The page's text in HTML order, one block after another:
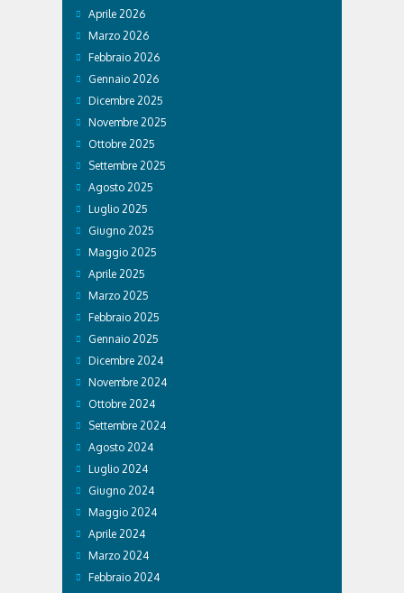
Aprile 2026
Marzo 2026
Febbraio 2026
Gennaio 2026
Dicembre 2025
Novembre 2025
Ottobre 2025
Settembre 2025
Agosto 2025
Luglio 2025
Giugno 2025
Maggio 2025
Aprile 2025
Marzo 2025
Febbraio 2025
Gennaio 2025
Dicembre 2024
Novembre 2024
Ottobre 2024
Settembre 2024
Agosto 2024
Luglio 2024
Giugno 2024
Maggio 2024
Aprile 2024
Marzo 2024
Febbraio 2024